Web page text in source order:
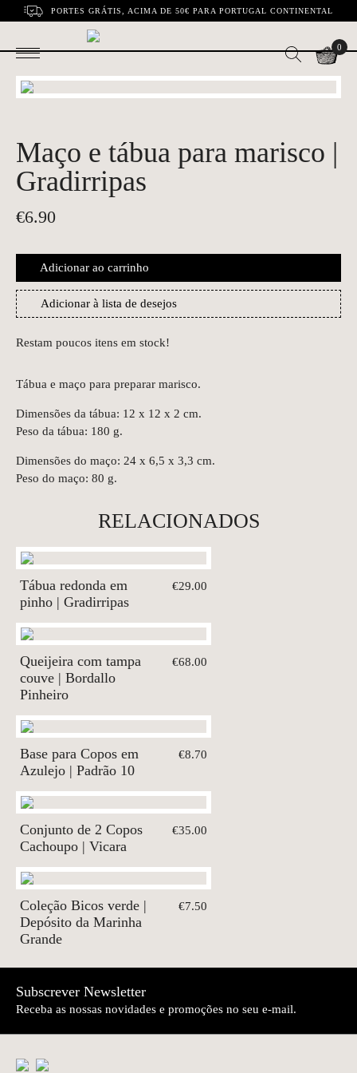
PORTES GRÁTIS, ACIMA DE 50€ PARA PORTUGAL CONTINENTAL
0
Maço e tábua para marisco |
Gradirripas
€6.90
Adicionar ao carrinho
Adicionar à lista de desejos
Restam poucos itens em stock!
Tábua e maço para preparar marisco.
Dimensões da tábua: 12 x 12 x 2 cm.
Peso da tábua: 180 g.
Dimensões do maço: 24 x 6,5 x 3,3 cm.
Peso do maço: 80 g.
RELACIONADOS
Tábua redonda em
pinho | Gradirripas
€29.00
Queijeira com tampa
couve | Bordallo
Pinheiro
€68.00
Base para Copos em
Azulejo | Padrão 10
€8.70
Conjunto de 2 Copos
Cachoupo | Vicara
€35.00
Coleção Bicos verde |
Depósito da Marinha
Grande
€7.50
Subscrever Newsletter
Receba as nossas novidades e promoções no seu e-mail.